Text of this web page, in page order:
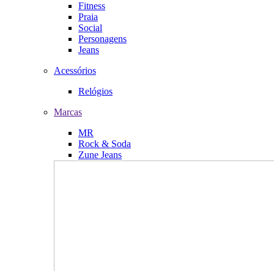
Fitness
Praia
Social
Personagens
Jeans
Acessórios
Relógios
Marcas
MR
Rock & Soda
Zune Jeans